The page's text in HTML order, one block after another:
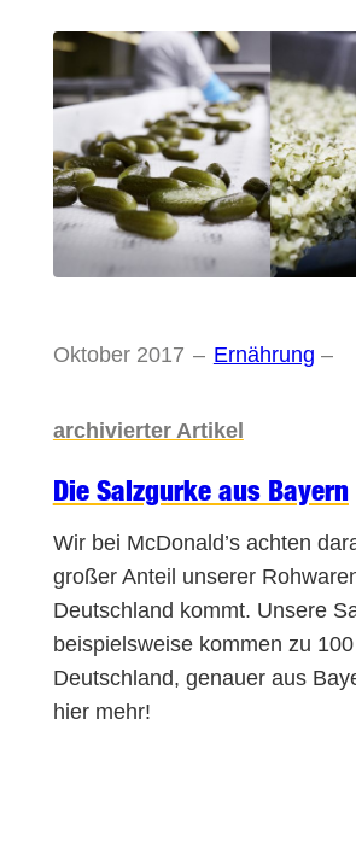
Oktober 2017 – Ernährung –
archivierter Artikel
Die Salzgurke aus Bayern
Wir bei McDonald’s achten
großer Anteil unserer
Deutschland kommt. Unsere
beispielsweise kommen zu
Deutschland, genauer aus
hier mehr!